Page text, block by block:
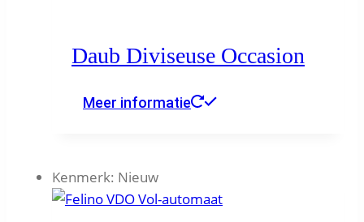
Daub Diviseuse Occasion
Meer informatie
Kenmerk: Nieuw